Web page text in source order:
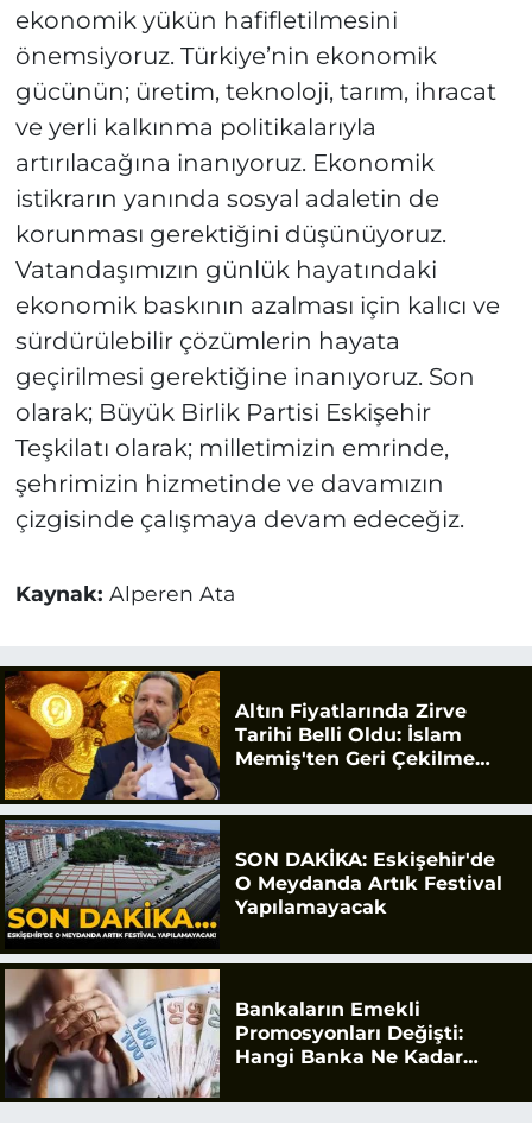
ekonomik yükün hafifletilmesini
önemsiyoruz. Türkiye’nin ekonomik
gücünün; üretim, teknoloji, tarım, ihracat
ve yerli kalkınma politikalarıyla
artırılacağına inanıyoruz. Ekonomik
istikrarın yanında sosyal adaletin de
korunması gerektiğini düşünüyoruz.
Vatandaşımızın günlük hayatındaki
ekonomik baskının azalması için kalıcı ve
sürdürülebilir çözümlerin hayata
geçirilmesi gerektiğine inanıyoruz. Son
olarak; Büyük Birlik Partisi Eskişehir
Teşkilatı olarak; milletimizin emrinde,
şehrimizin hizmetinde ve davamızın
çizgisinde çalışmaya devam edeceğiz.
Kaynak: Alperen Ata
Altın Fiyatlarında Zirve
Tarihi Belli Oldu: İslam
Memiş'ten Geri Çekilme
SON DAKİKA: Eskişehir'de
O Meydanda Artık Festival
Yapılamayacak
Bankaların Emekli
Promosyonları Değişti:
Hangi Banka Ne Kadar